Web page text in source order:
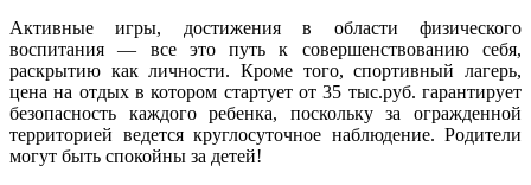
Активные игры, достижения в области физического
воспитания — все это путь к совершенствованию себя,
раскрытию как личности. Кроме того, спортивный лагерь,
цена на отдых в котором стартует от 35 тыс.руб. гарантирует
безопасность каждого ребенка, поскольку за огражденной
территорией ведется круглосуточное наблюдение. Родители
могут быть спокойны за детей!